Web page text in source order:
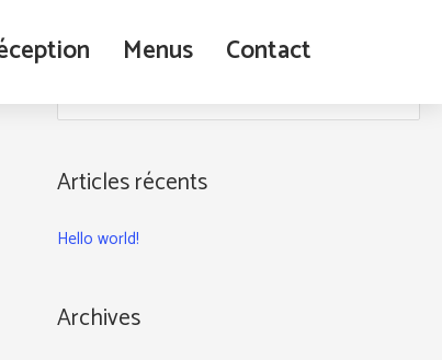
Menus Contact
e
h
r
h
Articles récents
Hello world!
Archives